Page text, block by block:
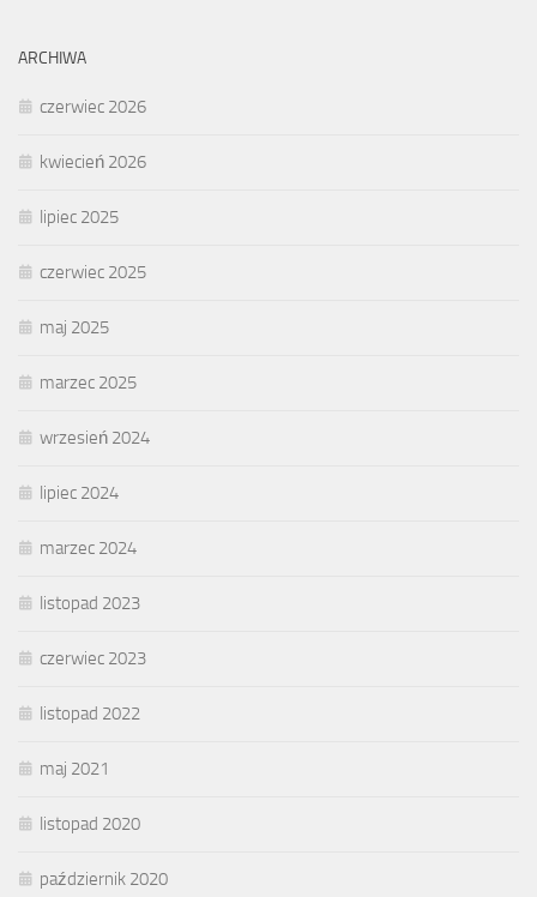
ARCHIWA
czerwiec 2026
kwiecień 2026
lipiec 2025
czerwiec 2025
maj 2025
marzec 2025
wrzesień 2024
lipiec 2024
marzec 2024
listopad 2023
czerwiec 2023
listopad 2022
maj 2021
listopad 2020
październik 2020